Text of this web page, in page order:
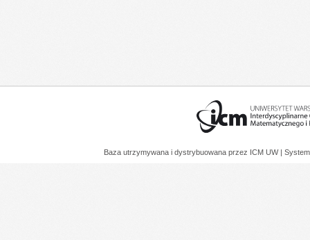
Baza utrzymywana i dystrybuowana przez ICM UW |